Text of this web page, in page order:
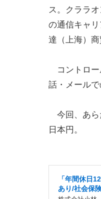
ス。クララ
の通信キャ
達（上海）
コントロー
話・メールで
今回、あら
日本円。
「年間休日
あり/社会保